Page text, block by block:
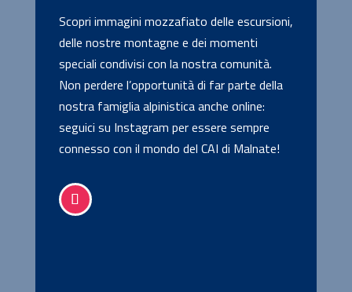
Scopri immagini mozzafiato delle escursioni,
delle nostre montagne e dei momenti
speciali condivisi con la nostra comunità.
Non perdere l’opportunità di far parte della
nostra famiglia alpinistica anche online:
seguici su Instagram per essere sempre
connesso con il mondo del CAI di Malnate!